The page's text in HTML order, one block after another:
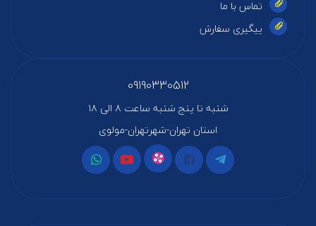
تماس با ما
پیگیری سفارش
09190330512
شنبه تا پنج شنبه ساعت ۸ الی ۱۸
استان تهران-شهرتهران-مولوی